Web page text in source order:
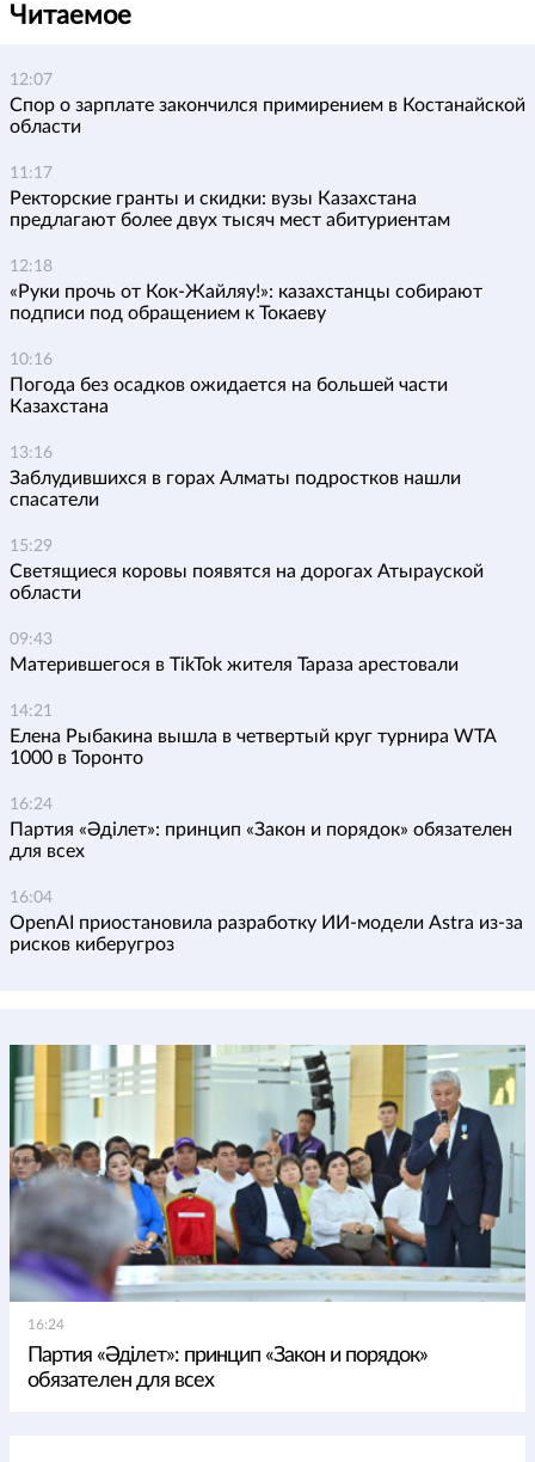
Читаемое
12:07
Спор о зарплате закончился примирением в Костанайской
области
11:17
Ректорские гранты и скидки: вузы Казахстана
предлагают более двух тысяч мест абитуриентам
12:18
«Руки прочь от Кок-Жайляу!»: казахстанцы собирают
подписи под обращением к Токаеву
10:16
Погода без осадков ожидается на большей части
Казахстана
13:16
Заблудившихся в горах Алматы подростков нашли
спасатели
15:29
Светящиеся коровы появятся на дорогах Атырауской
области
09:43
Матерившегося в TikTok жителя Тараза арестовали
14:21
Елена Рыбакина вышла в четвертый круг турнира WTA
1000 в Торонто
16:24
Партия «Әділет»: принцип «Закон и порядок» обязателен
для всех
16:04
OpenAI приостановила разработку ИИ-модели Astra из-за
рисков киберугроз
16:24
Партия «Әділет»: принцип «Закон и порядок»
обязателен для всех